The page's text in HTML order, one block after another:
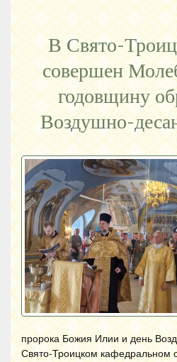
В Свято-
совершен
годовщину
Воздушно-
пророка Божия Илии и день
Свято-Троицком кафедральном